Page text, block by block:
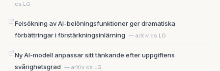
cs.LG
Felsökning av AI-belöningsfunktioner ger dramatiska
förbättringar i förstärkningsinlärning — arXiv cs.LG
Ny AI-modell anpassar sitt tänkande efter uppgiftens
svårighetsgrad — arXiv cs.LG